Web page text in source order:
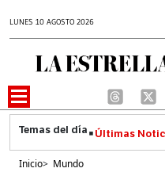
LUNES 10 AGOSTO 2026
Últimas
Inicio> Mundo